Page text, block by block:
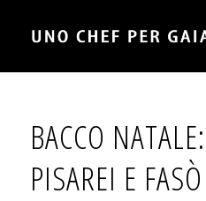
BACCO
PISAREI E